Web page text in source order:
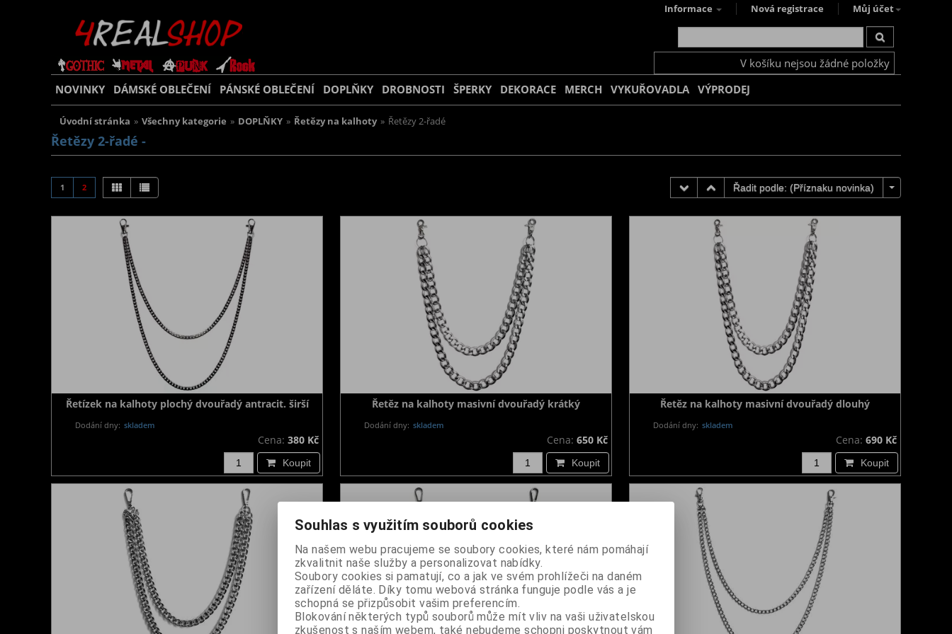
Informace Nová registrace Můj účet
V košíku nejsou žádné položky
NOVINKY DÁMSKÉ OBLEČENÍ PÁNSKÉ OBLEČENÍ DOPLŇKY DROBNOSTI ŠPERKY DEKORACE MERCH VYKUŘOVADLA VÝPRODEJ
Úvodní stránka » Všechny kategorie » DOPLŇKY » Řetězy na kalhoty » Řetězy 2-řadé
Řetězy 2-řadé -
1 2 Řadit podle: (Příznaku novinka)
Řetízek na kalhoty plochý dvouřadý antracit. širší
Dodání dny: skladem
Cena: 380 Kč
Koupit
Řetěz na kalhoty masivní dvouřadý krátký
Dodání dny: skladem
Cena: 650 Kč
Koupit
Řetěz na kalhoty masivní dvouřadý dlouhý
Dodání dny: skladem
Cena: 690 Kč
Koupit
Souhlas s využitím souborů cookies
Na našem webu pracujeme se soubory cookies, které nám pomáhají
zkvalitnit naše služby a personalizovat nabídky.
Soubory cookies si pamatují, co a jak ve svém prohlížeči na daném
zařízení děláte. Díky tomu webová stránka funguje podle vás a je
schopná se přizpůsobit vašim preferencím.
Blokování některých typů souborů může mít vliv na vaši uživatelskou
zkušenost s naším webem, také nebudeme schopni poskytnout vám